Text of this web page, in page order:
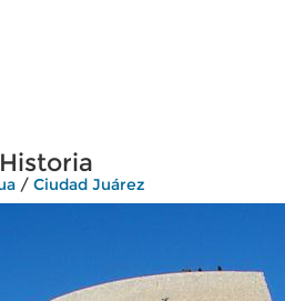
/ Ciudad Juárez